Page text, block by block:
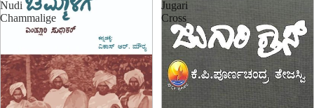
Nudi
Chammalige
Jugari
Cross